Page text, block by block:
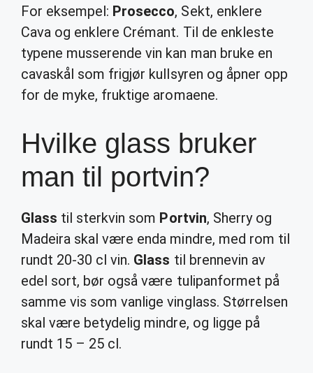
For eksempel: Prosecco, Sekt, enklere
Cava og enklere Crémant. Til de enkleste
typene musserende vin kan man bruke en
cavaskål som frigjør kullsyren og åpner opp
for de myke, fruktige aromaene.
Hvilke glass bruker
man til portvin?
Glass til sterkvin som Portvin, Sherry og
Madeira skal være enda mindre, med rom til
rundt 20-30 cl vin. Glass til brennevin av
edel sort, bør også være tulipanformet på
samme vis som vanlige vinglass. Størrelsen
skal være betydelig mindre, og ligge på
rundt 15 – 25 cl.